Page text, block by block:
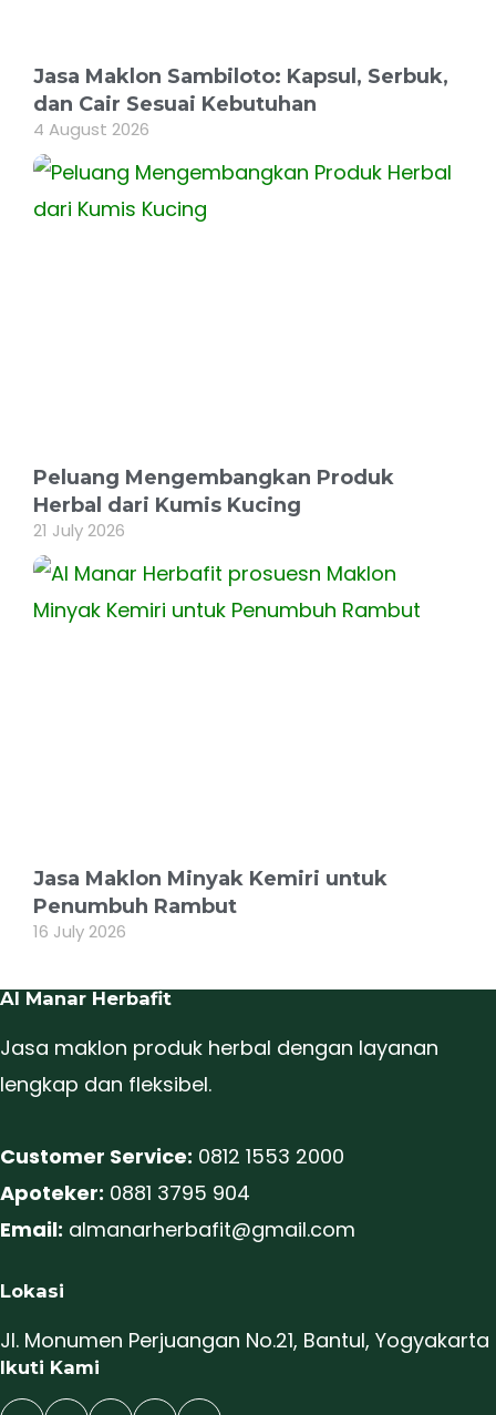
Jasa Maklon Sambiloto: Kapsul, Serbuk,
dan Cair Sesuai Kebutuhan
4 August 2026
Peluang Mengembangkan Produk
Herbal dari Kumis Kucing
21 July 2026
Jasa Maklon Minyak Kemiri untuk
Penumbuh Rambut
16 July 2026
Al Manar Herbafit
Jasa maklon produk herbal dengan layanan
lengkap dan fleksibel.
Customer Service: 0812 1553 2000
Apoteker: 0881 3795 904
Email: almanarherbafit@gmail.com
Lokasi
Jl. Monumen Perjuangan No.21, Bantul, Yogyakarta
Ikuti Kami